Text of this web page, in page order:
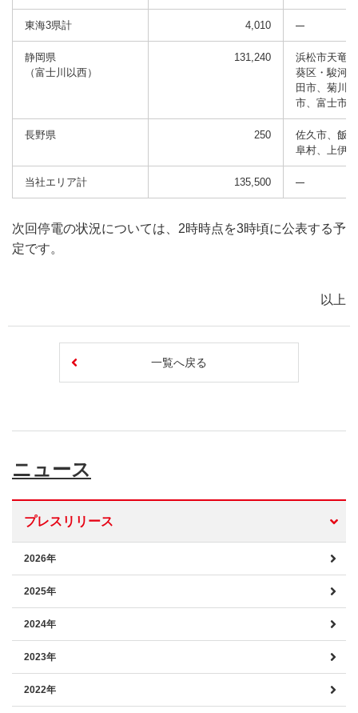
東海3県計 4,010
静岡県
（富士川以西）
131,240
浜松市天竜
葵区・駿河
田市、菊川
市、富士市
長野県 250
佐久市、飯
阜村、上伊
当社エリア計 135,500
次回停電の状況については、2時時点を3時頃に公表する予
定です。
以上
一覧へ戻る
ニュース
プレスリリース
2026年
2025年
2024年
2023年
2022年